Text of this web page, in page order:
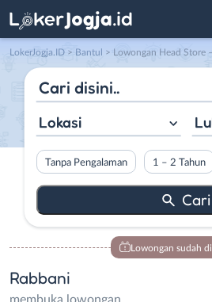
LokerJogja.ID > Bantul > Lowongan Head Store – Reseller
Lokasi
Tanpa Pengalaman 1 – 2 Tahun
Lowongan sudah
Rabbani
membuka lowongan